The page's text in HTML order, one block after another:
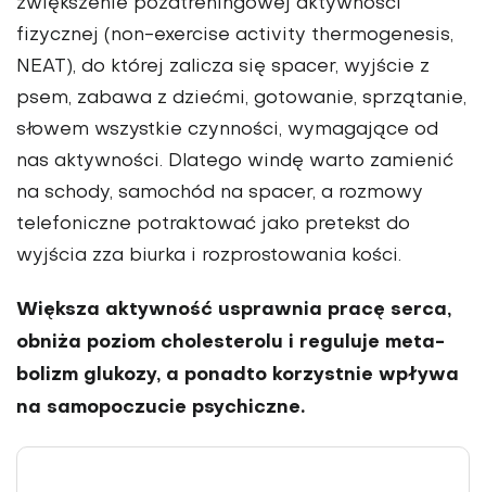
zwiększenie pozatreningowej aktywności
fizycznej (non-exercise ac­tivity thermogenesis,
NEAT), do której zalicza się spacer, wyjście z
psem, za­bawa z dziećmi, gotowanie, sprzątanie,
słowem wszystkie czynności, wymaga­jące od
nas aktywności. Dlatego windę warto zamienić
na schody, samochód na spacer, a rozmowy
telefoniczne po­traktować jako pretekst do
wyjścia zza biurka i rozprostowania kości.
Większa aktywność usprawnia pracę serca,
obniża poziom cholesterolu i reguluje meta­
bolizm glukozy, a ponadto korzystnie wpływa
na samopoczucie psychiczne.